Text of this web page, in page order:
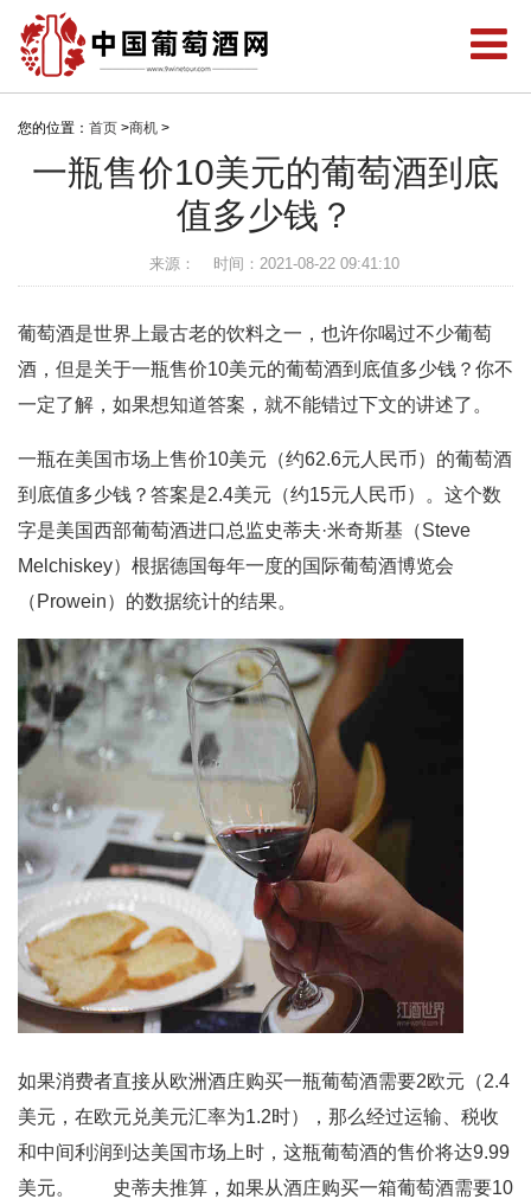
您的位置： 首页 >商机 >
一瓶售价10美元的葡萄酒到底
值多少钱？
来源： 时间：2021-08-22 09:41:10
葡萄酒是世界上最古老的饮料之一，也许你喝过不少葡萄
酒，但是关于一瓶售价10美元的葡萄酒到底值多少钱？你不
一定了解，如果想知道答案，就不能错过下文的讲述了。
一瓶在美国市场上售价10美元（约62.6元人民币）的葡萄酒
到底值多少钱？答案是2.4美元（约15元人民币）。这个数
字是美国西部葡萄酒进口总监史蒂夫·米奇斯基（Steve
Melchiskey）根据德国每年一度的国际葡萄酒博览会
（Prowein）的数据统计的结果。
如果消费者直接从欧洲酒庄购买一瓶葡萄酒需要2欧元（2.4
美元，在欧元兑美元汇率为1.2时），那么经过运输、税收
和中间利润到达美国市场上时，这瓶葡萄酒的售价将达9.99
美元。 史蒂夫推算，如果从酒庄购买一箱葡萄酒需要10